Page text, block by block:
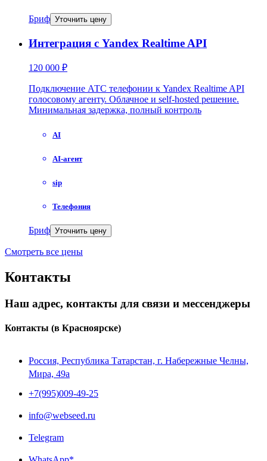
Бриф Уточнить цену
Интеграция с Yandex Realtime API
120 000 ₽
Подключение АТС телефонии к Yandex Realtime API
голосовому агенту. Облачное и self-hosted решение.
Минимальная задержка, полный контроль
AI
AI-агент
sip
Телефония
Бриф Уточнить цену
Смотреть все цены
Контакты
Наш адрес, контакты для связи и мессенджеры
Контакты (в Красноярске)
Россия, Республика Татарстан, г. Набережные Челны,
Мира, 49a
+7(995)009-49-25
info@webseed.ru
Telegram